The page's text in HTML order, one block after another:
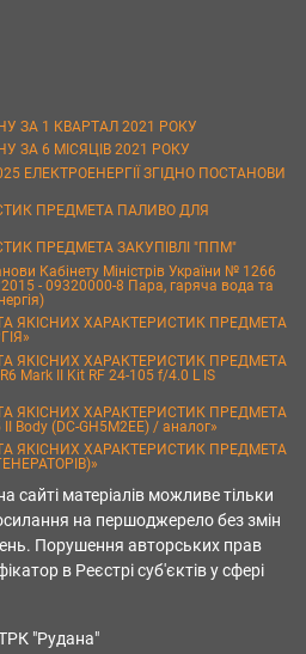
ЗА 1 КВАРТАЛ 2021 РОКУ
ЗА 6 МІСЯЦІВ 2021 РОКУ
ЕЛЕКТРОЕНЕРГІЇ ЗГІДНО ПОСТАНОВИ
ПРЕДМЕТА ПАЛИВО ДЛЯ
ПРЕДМЕТА ЗАКУПІВЛІ "ППМ"
Кабінету Міністрів України № 1266
- 09320000-8 Пара, гаряча вода та
ЯКІСНИХ ХАРАКТЕРИСТИК ПРЕДМЕТА
ЯКІСНИХ ХАРАКТЕРИСТИК ПРЕДМЕТА
Mark II Kit RF 24-105 f/4.0 L IS
ЯКІСНИХ ХАРАКТЕРИСТИК ПРЕДМЕТА
Body (DC-GH5M2EE) / аналог»
ЯКІСНИХ ХАРАКТЕРИСТИК ПРЕДМЕТА
сайті матеріалів можливе тільки
на першоджерело без змін
Порушення авторських прав
в Реєстрі суб'єктів у сфері
"Рудана"